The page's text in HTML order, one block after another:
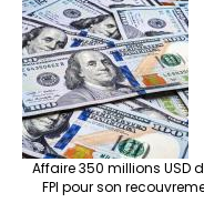
Affaire 350 millions USD
FPI pour son